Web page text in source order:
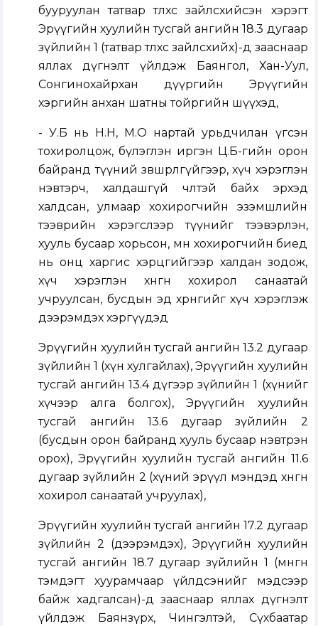
бууруулан татвар төлөхөөс зайлсхийсэн хэрэгт
Эрүүгийн хуулийн тусгай ангийн 18.3 дугаар
зүйлийн 1 (татвар төлөхөөс зайлсхийх)-д зааснаар
яллах дүгнэлт үйлдэж Баянгол, Хан-Уул,
Сонгинохайрхан дүүргийн Эрүүгийн
хэргийн анхан шатны тойргийн шүүхэд,
- У.Б нь Н.Н, М.О нартай урьдчилан үгсэн
тохиролцож, бүлэглэн иргэн Ц.Б-гийн орон
байранд түүний зөвшөөрөлгүйгээр, хүч хэрэглэн
нэвтэрч, халдашгүй чөлөөтэй байх эрхэд
халдсан, улмаар хохирогчийн эзэмшлийн
тээврийн хэрэгслээр түүнийг тээвэрлэн,
хууль бусаар хорьсон, мөн хохирогчийн биед
нь онц харгис хэрцгийгээр халдан зодож,
хүч хэрэглэн хөнгөн хохирол санаатай
учруулсан, бусдын эд хөрөнгийг хүч хэрэглэж
дээрэмдэх хэргүүдэд
Эрүүгийн хуулийн тусгай ангийн 13.2 дугаар
зүйлийн 1 (хүн хулгайлах), Эрүүгийн хуулийн
тусгай ангийн 13.4 дүгээр зүйлийн 1 (хүнийг
хүчээр алга болгох), Эрүүгийн хуулийн
тусгай ангийн 13.6 дугаар зүйлийн 2
(бусдын орон байранд хууль бусаар нэвтрэн
орох), Эрүүгийн хуулийн тусгай ангийн 11.6
дугаар зүйлийн 2 (хүний эрүүл мэндэд хөнгөн
хохирол санаатай учруулах),
Эрүүгийн хуулийн тусгай ангийн 17.2 дугаар
зүйлийн 2 (дээрэмдэх), Эрүүгийн хуулийн
тусгай ангийн 18.7 дугаар зүйлийн 1 (мөнгөн
тэмдэгт хуурамчаар үйлдсэнийг мэдсээр
байж хадгалсан)-д зааснаар яллах дүгнэлт
үйлдэж Баянзүрх, Чингэлтэй, Сүхбаатар